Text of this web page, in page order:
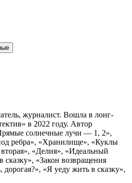
журналист. Вошла в лонг-
в 2022 году. Автор
солнечные лучи — 1, 2»,
ребра», «Хранилище», «Куклы
«Делия», «Идеальный
«Закон возвращения
дорогая?», «Я уеду жить в сказку»,